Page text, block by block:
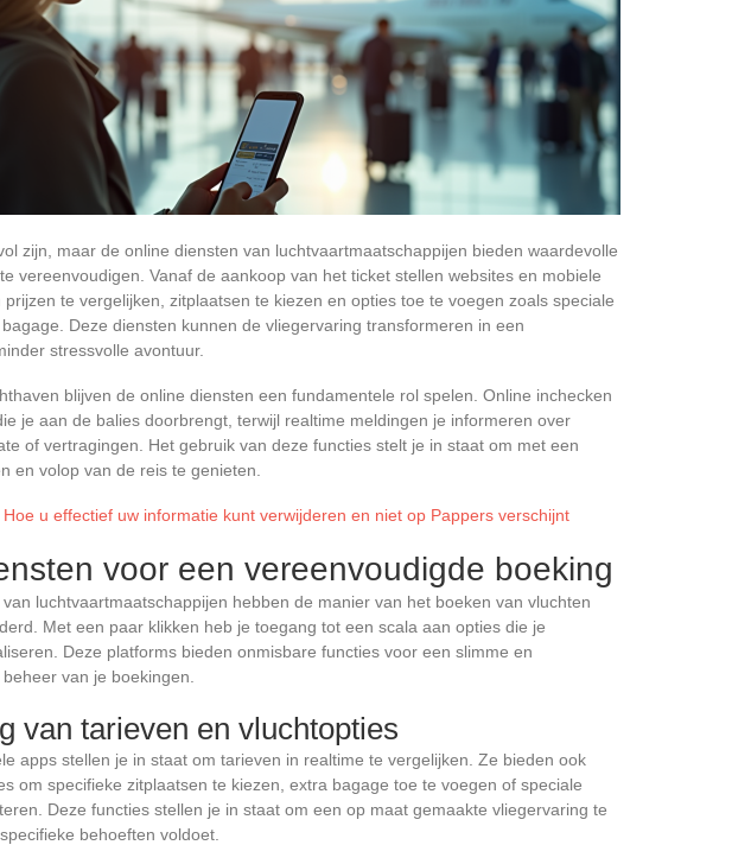
zijn, maar de online diensten van luchtvaartmaatschappijen bieden waardevolle
vereenvoudigen. Vanaf de aankoop van het ticket stellen websites en mobiele
te vergelijken, zitplaatsen te kiezen en opties toe te voegen zoals speciale
Deze diensten kunnen de vliegervaring transformeren in een
stressvolle avontuur.
blijven de online diensten een fundamentele rol spelen. Online inchecken
je aan de balies doorbrengt, terwijl realtime meldingen je informeren over
of vertragingen. Het gebruik van deze functies stelt je in staat om met een
en volop van de reis te genieten.
Hoe u effectief uw informatie kunt verwijderen en niet op Pappers verschijnt
voor een vereenvoudigde boeking
luchtvaartmaatschappijen hebben de manier van het boeken van vluchten
Met een paar klikken heb je toegang tot een scala aan opties die je
Deze platforms bieden onmisbare functies voor een slimme en
van je boekingen.
van tarieven en vluchtopties
apps stellen je in staat om tarieven in realtime te vergelijken. Ze bieden ook
om specifieke zitplaatsen te kiezen, extra bagage toe te voegen of speciale
Deze functies stellen je in staat om een op maat gemaakte vliegervaring te
behoeften voldoet.